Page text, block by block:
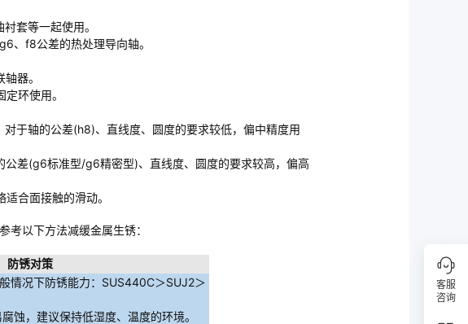
套等一起使用。
、f8公差的热处理导向轴。
器。
环使用。
于轴的公差(h8)、直线度、圆度的要求较低，偏中精度用
公差(g6标准型/g6精密型)、直线度、圆度的要求较高，偏高
合面接触的滑动。
考以下方法减缓金属生锈：
防锈对策
情况下防锈能力：SUS440C＞SUJ2＞
蚀，建议保持低湿度、温度的环境。
客服
咨询